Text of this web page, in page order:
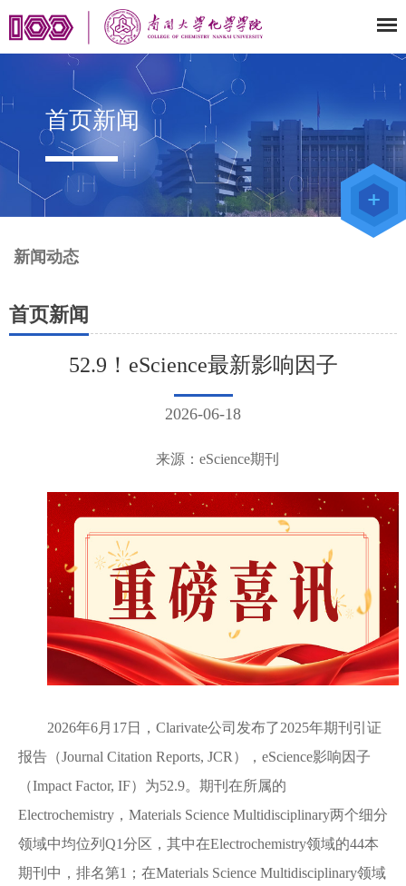
首页新闻
新闻动态
首页新闻
52.9！eScience最新影响因子
2026-06-18
来源：eScience期刊
2026年6月17日，Clarivate公司发布了2025年期刊引证
报告（Journal Citation Reports, JCR），eScience影响因子
（Impact Factor, IF）为52.9。期刊在所属的
Electrochemistry，Materials Science Multidisciplinary两个细分
领域中均位列Q1分区，其中在Electrochemistry领域的44本
期刊中，排名第1；在Materials Science Multidisciplinary领域